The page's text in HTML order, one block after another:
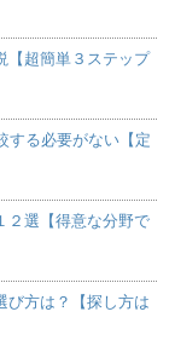
【超簡単３ステップ
する必要がない【定
２選【得意な分野で
び方は？【探し方は